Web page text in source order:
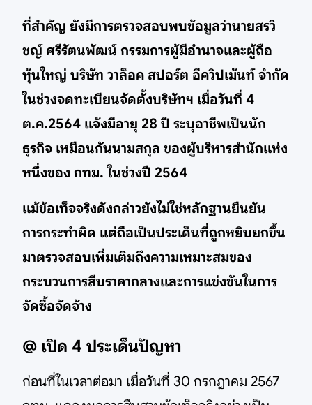
ที่สำคัญ ยังมีการตรวจสอบพบข้อมูลว่านายสรวิ
ชญ์ ศรีรัตนพัฒน์ กรรมการผู้มีอำนาจและผู้ถือ
หุ้นใหญ่ บริษัท วาล็อค สปอร์ต อีควิปเม้นท์ จำกัด
ในช่วงจดทะเบียนจัดตั้งบริษัทฯ เมื่อวันที่ 4
ต.ค.2564 แจ้งมีอายุ 28 ปี ระบุอาชีพเป็นนัก
ธุรกิจ เหมือนกันนามสกุล ของผู้บริหารสำนักแห่ง
หนึ่งของ กทม. ในช่วงปี 2564
แม้ข้อเท็จจริงดังกล่าวยังไม่ใช่หลักฐานยืนยัน
การกระทำผิด แต่ถือเป็นประเด็นที่ถูกหยิบยกขึ้น
มาตรวจสอบเพิ่มเติมถึงความเหมาะสมของ
กระบวนการสืบราคากลางและการแข่งขันในการ
จัดซื้อจัดจ้าง
@ เปิด 4 ประเด็นปัญหา
ก่อนที่ในเวลาต่อมา เมื่อวันที่ 30 กรกฎาคม 2567